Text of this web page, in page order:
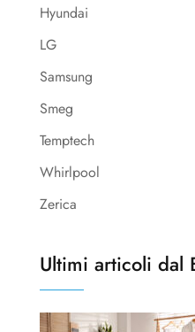
Hyundai
LG
Samsung
Smeg
Temptech
Whirlpool
Zerica
Ultimi articoli dal